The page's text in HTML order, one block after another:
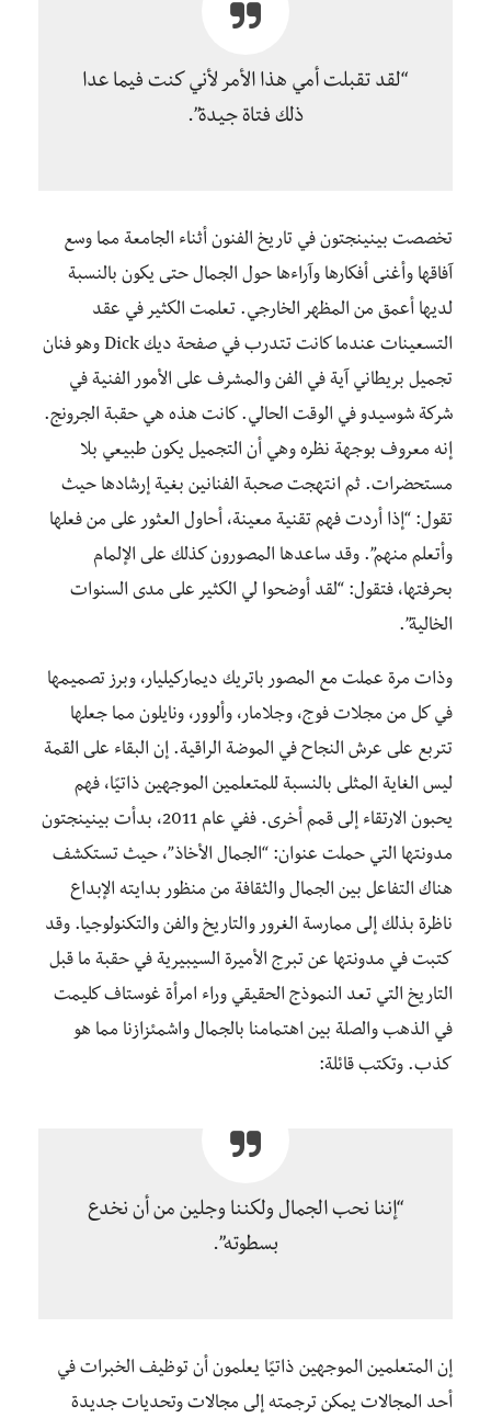
“لقد تقبلت أمي هذا الأمر لأني كنت فيما عدا
ذلك فتاة جيدة”.
تخصصت بينينجتون في تاريخ الفنون أثناء الجامعة مما وسع
آفاقها وأغنى أفكارها وآراءها حول الجمال حتى يكون بالنسبة
لديها أعمق من المظهر الخارجي. تعلمت الكثير في عقد
التسعينات عندما كانت تتدرب في صفحة ديك Dick وهو فنان
تجميل بريطاني آية في الفن والمشرف على الأمور الفنية في
شركة شوسيدو في الوقت الحالي. كانت هذه هي حقبة الجرونج.
إنه معروف بوجهة نظره وهي أن التجميل يكون طبيعي بلا
مستحضرات. ثم انتهجت صحبة الفنانين بغية إرشادها حيث
تقول: “إذا أردت فهم تقنية معينة، أحاول العثور على من فعلها
وأتعلم منهم”. وقد ساعدها المصورون كذلك على الإلمام
بحرفتها، فتقول: “لقد أوضحوا لي الكثير على مدى السنوات
الخالية”.
وذات مرة عملت مع المصور باتريك ديماركيليار، وبرز تصميمها
في كل من مجلات فوج، وجلامار، وألوور، ونايلون مما جعلها
تتربع على عرش النجاح في الموضة الراقية. إن البقاء على القمة
ليس الغاية المثلى بالنسبة للمتعلمين الموجهين ذاتيًا، فهم
يحبون الارتقاء إلى قمم أخرى. ففي عام 2011، بدأت بينينجتون
مدونتها التي حملت عنوان: “الجمال الأخاذ”، حيث تستكشف
هناك التفاعل بين الجمال والثقافة من منظور بدايته الإبداع
ناظرة بذلك إلى ممارسة الغرور والتاريخ والفن والتكنولوجيا. وقد
كتبت في مدونتها عن تبرج الأميرة السيبيرية في حقبة ما قبل
التاريخ التي تعد النموذج الحقيقي وراء امرأة غوستاف كليمت
في الذهب والصلة بين اهتمامنا بالجمال واشمئزازنا مما هو
كذب. وتكتب قائلة:
“إننا نحب الجمال ولكننا وجلين من أن نخدع
بسطوته”.
إن المتعلمين الموجهين ذاتيًا يعلمون أن توظيف الخبرات في
أحد المجالات يمكن ترجمته إلى مجالات وتحديات جديدة